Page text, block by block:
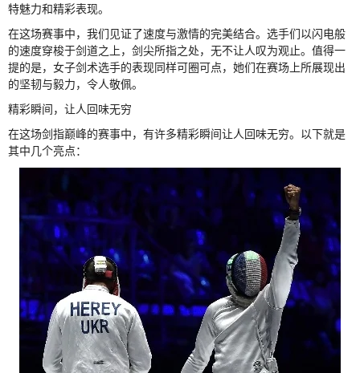
特魅力和精彩表现。
在这场赛事中，我们见证了速度与激情的完美结合。选手们以闪电般
的速度穿梭于剑道之上，剑尖所指之处，无不让人叹为观止。值得一
提的是，女子剑术选手的表现同样可圈可点，她们在赛场上所展现出
的坚韧与毅力，令人敬佩。
精彩瞬间，让人回味无穷
在这场剑指巅峰的赛事中，有许多精彩瞬间让人回味无穷。以下就是
其中几个亮点：